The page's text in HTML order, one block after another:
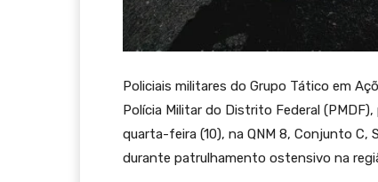
Policiais militares do Grupo Tático em
Polícia Militar do Distrito Federal
quarta-feira (10), na QNM 8, Conjunto C,
durante patrulhamento ostensivo na